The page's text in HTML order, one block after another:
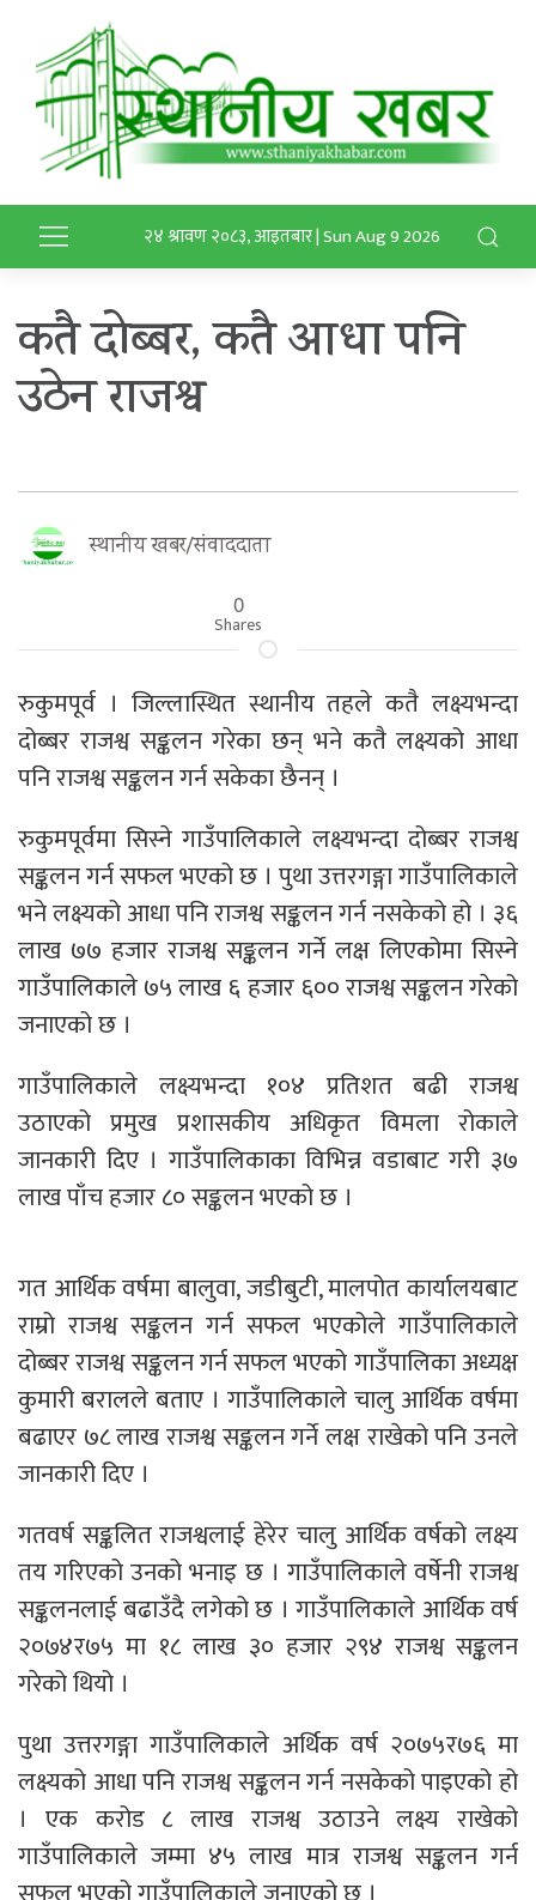
२४ श्रावण २०८३, आइतबार | Sun Aug 9 2026
कतै दोब्बर, कतै आधा पनि
उठेन राजश्व
स्थानीय खबर/संवाददाता
0
Shares
रुकुमपूर्व । जिल्लास्थित स्थानीय तहले कतै लक्ष्यभन्दा
दोब्बर राजश्व सङ्कलन गरेका छन् भने कतै लक्ष्यको आधा
पनि राजश्व सङ्कलन गर्न सकेका छैनन् ।
रुकुमपूर्वमा सिस्ने गाउँपालिकाले लक्ष्यभन्दा दोब्बर राजश्व
सङ्कलन गर्न सफल भएको छ । पुथा उत्तरगङ्गा गाउँपालिकाले
भने लक्ष्यको आधा पनि राजश्व सङ्कलन गर्न नसकेको हो । ३६
लाख ७७ हजार राजश्व सङ्कलन गर्ने लक्ष लिएकोमा सिस्ने
गाउँपालिकाले ७५ लाख ६ हजार ६०० राजश्व सङ्कलन गरेको
जनाएको छ ।
गाउँपालिकाले लक्ष्यभन्दा १०४ प्रतिशत बढी राजश्व
उठाएको प्रमुख प्रशासकीय अधिकृत विमला रोकाले
जानकारी दिए । गाउँपालिकाका विभिन्न वडाबाट गरी ३७
लाख पाँच हजार ८० सङ्कलन भएको छ ।
गत आर्थिक वर्षमा बालुवा, जडीबुटी, मालपोत कार्यालयबाट
राम्रो राजश्व सङ्कलन गर्न सफल भएकोले गाउँपालिकाले
दोब्बर राजश्व सङ्कलन गर्न सफल भएको गाउँपालिका अध्यक्ष
कुमारी बरालले बताए । गाउँपालिकाले चालु आर्थिक वर्षमा
बढाएर ७८ लाख राजश्व सङ्कलन गर्ने लक्ष राखेको पनि उनले
जानकारी दिए ।
गतवर्ष सङ्कलित राजश्वलाई हेरेर चालु आर्थिक वर्षको लक्ष्य
तय गरिएको उनको भनाइ छ । गाउँपालिकाले वर्षेनी राजश्व
सङ्कलनलाई बढाउँदै लगेको छ । गाउँपालिकाले आर्थिक वर्ष
२०७४र७५ मा १८ लाख ३० हजार २९४ राजश्व सङ्कलन
गरेको थियो ।
पुथा उत्तरगङ्गा गाउँपालिकाले अर्थिक वर्ष २०७५र७६ मा
लक्ष्यको आधा पनि राजश्व सङ्कलन गर्न नसकेको पाइएको हो
। एक करोड ८ लाख राजश्व उठाउने लक्ष्य राखेको
गाउँपालिकाले जम्मा ४५ लाख मात्र राजश्व सङ्कलन गर्न